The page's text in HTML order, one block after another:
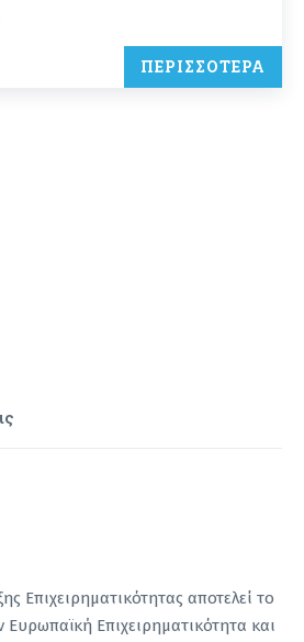
ΠΕΡΙΣΣΟΤΕΡΑ
Επιχειρηματικότητας αποτελεί το
Ευρωπαϊκή Επιχειρηματικότητα και